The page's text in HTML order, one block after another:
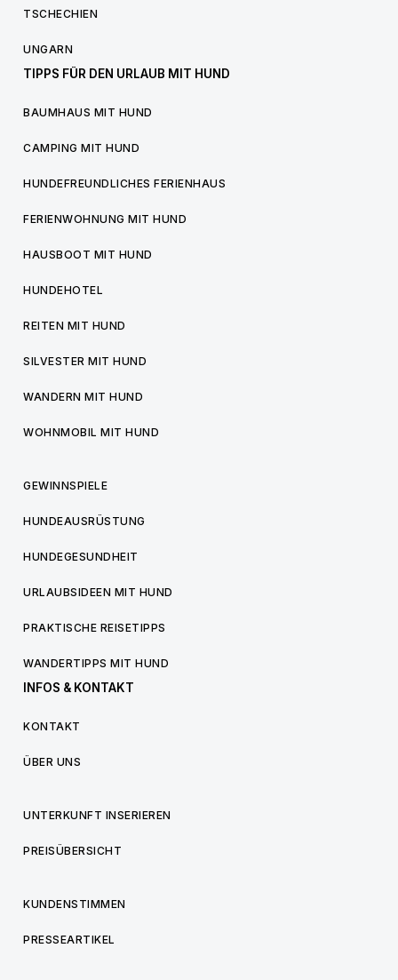
TSCHECHIEN
UNGARN
TIPPS FÜR DEN URLAUB MIT HUND
BAUMHAUS MIT HUND
CAMPING MIT HUND
HUNDEFREUNDLICHES FERIENHAUS
FERIENWOHNUNG MIT HUND
HAUSBOOT MIT HUND
HUNDEHOTEL
REITEN MIT HUND
SILVESTER MIT HUND
WANDERN MIT HUND
WOHNMOBIL MIT HUND
GEWINNSPIELE
HUNDEAUSRÜSTUNG
HUNDEGESUNDHEIT
URLAUBSIDEEN MIT HUND
PRAKTISCHE REISETIPPS
WANDERTIPPS MIT HUND
INFOS & KONTAKT
KONTAKT
ÜBER UNS
UNTERKUNFT INSERIEREN
PREISÜBERSICHT
KUNDENSTIMMEN
PRESSEARTIKEL